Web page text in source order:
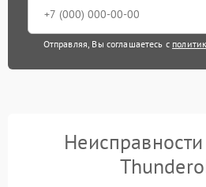
Отправляя, Вы соглашаетесь с